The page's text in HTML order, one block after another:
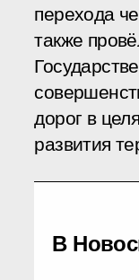
перехода
также
дорог в
развития
В